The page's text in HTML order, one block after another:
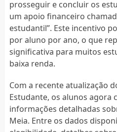
prosseguir e concluir os
um apoio financeiro
estudantil”. Este incentivo
por aluno por ano, o que
significativa para muitos
baixa renda.
Com a recente atualização
Estudante, os alunos agora
informações detalhadas
Meia. Entre os dados